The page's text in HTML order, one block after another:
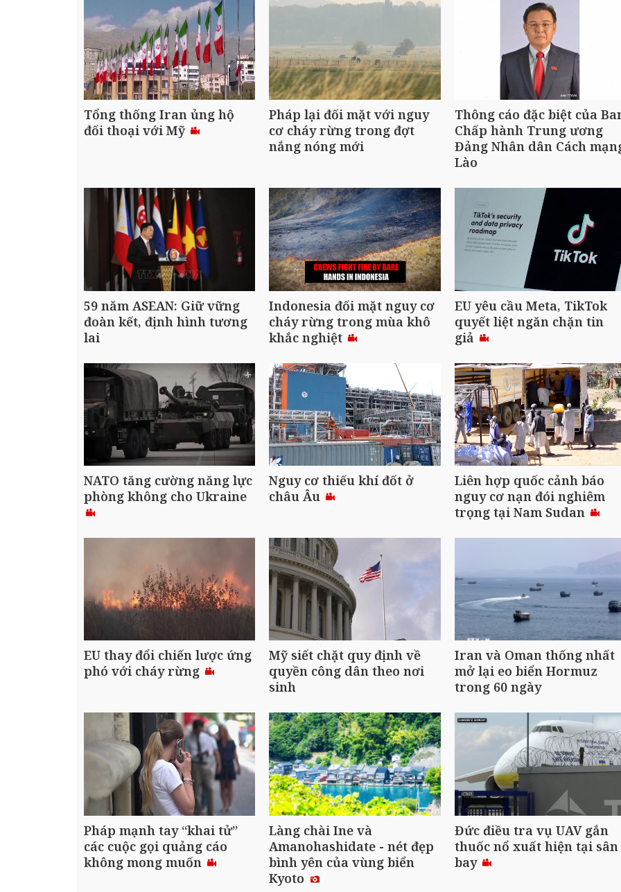
Tổng thống Iran ủng hộ
đối thoại với Mỹ
Pháp lại đối mặt với nguy
cơ cháy rừng trong đợt
nắng nóng mới
Thông cáo đặc biệt của
Chấp hành Trung ương
Đảng Nhân dân Cách
Lào
59 năm ASEAN: Giữ vững
đoàn kết, định hình tương
lai
Indonesia đối mặt nguy cơ
cháy rừng trong mùa khô
khắc nghiệt
EU yêu cầu Meta, TikTok
quyết liệt ngăn chặn tin
giả
NATO tăng cường năng lực
phòng không cho Ukraine
Nguy cơ thiếu khí đốt ở
châu Âu
Liên hợp quốc cảnh báo
nguy cơ nạn đói nghiêm
trọng tại Nam Sudan
EU thay đổi chiến lược ứng
phó với cháy rừng
Mỹ siết chặt quy định về
quyền công dân theo nơi
sinh
Iran và Oman thống nhất
mở lại eo biển Hormuz
trong 60 ngày
Pháp mạnh tay “khai tử”
các cuộc gọi quảng cáo
không mong muốn
Làng chài Ine và
Amanohashidate - nét đẹp
bình yên của vùng biển
Kyoto
Đức điều tra vụ UAV gắn
thuốc nổ xuất hiện tại sân
bay